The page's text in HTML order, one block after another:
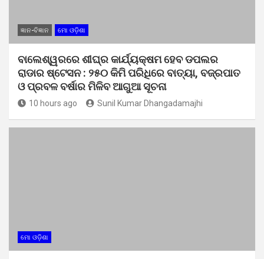
ଜ୍ଞାନ-ବିଜ୍ଞାନ ମୋ ଓଡ଼ିଶା
ବାଲେଶ୍ୱରରେ ଶୀଘ୍ର କାର୍ଯ୍ୟକ୍ଷମ ହେବ ଡପଲର
ରାଡାର ଷ୍ଟେସନ : ୨୫୦ କିମି ପରିଧିରେ ବାତ୍ୟା, ବଜ୍ରପାତ
ଓ ପ୍ରବଳ ବର୍ଷାର ମିଳିବ ଆଗୁଆ ସୂଚନା
10 hours ago Sunil Kumar Dhangadamajhi
ମୋ ଓଡ଼ିଶା